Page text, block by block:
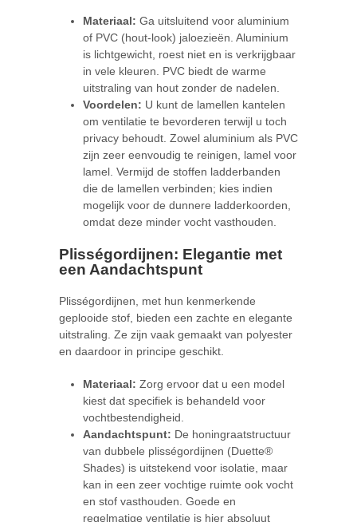
Materiaal: Ga uitsluitend voor aluminium
of PVC (hout-look) jaloezieën. Aluminium
is lichtgewicht, roest niet en is verkrijgbaar
in vele kleuren. PVC biedt de warme
uitstraling van hout zonder de nadelen.
Voordelen: U kunt de lamellen kantelen
om ventilatie te bevorderen terwijl u toch
privacy behoudt. Zowel aluminium als PVC
zijn zeer eenvoudig te reinigen, lamel voor
lamel. Vermijd de stoffen ladderbanden
die de lamellen verbinden; kies indien
mogelijk voor de dunnere ladderkoorden,
omdat deze minder vocht vasthouden.
Plisségordijnen: Elegantie met
een Aandachtspunt
Plisségordijnen, met hun kenmerkende
geplooide stof, bieden een zachte en elegante
uitstraling. Ze zijn vaak gemaakt van polyester
en daardoor in principe geschikt.
Materiaal: Zorg ervoor dat u een model
kiest dat specifiek is behandeld voor
vochtbestendigheid.
Aandachtspunt: De honingraatstructuur
van dubbele plisségordijnen (Duette®
Shades) is uitstekend voor isolatie, maar
kan in een zeer vochtige ruimte ook vocht
en stof vasthouden. Goede en
regelmatige ventilatie is hier absoluut